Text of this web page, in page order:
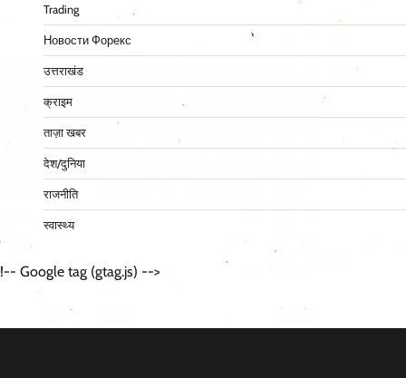
Trading
Новости Форекс
उत्तराखंड
क्राइम
ताज़ा खबर
देश/दुनिया
राजनीति
स्वास्थ्य
!-- Google tag (gtag.js) -->